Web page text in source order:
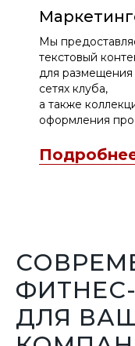
Мы
текстовый
для размещения
сетях клуба,
а также
оформления
ДЛЯ